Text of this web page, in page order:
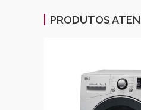
PRODUTOS